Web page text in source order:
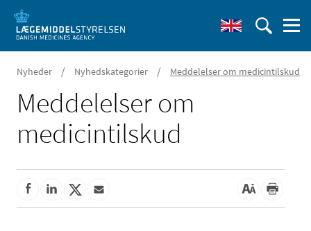
Nyheder / Nyhedskategorier / Meddelelser om medicintilskud
Meddelelser om
medicintilskud